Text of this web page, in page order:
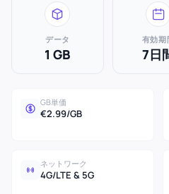
データ
1 GB
有効期
7日
GB単価
€2.99/GB
ネットワーク
4G/LTE & 5G